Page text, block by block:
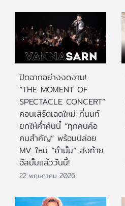
ปิดฉากอย่างงดงาม!
“THE MOMENT OF
SPECTACLE CONCERT”
คอนเสิร์ตเฉดใหม่ ที่นนท์
ยกให้ค่ำคืนนี้ “ทุกคนคือ
คนสำคัญ” พร้อมปล่อย
MV ใหม่ “คำนั้น” ส่งท้าย
อัลบั้มแล้ววันนี้!
22 พฤษภาคม 2026